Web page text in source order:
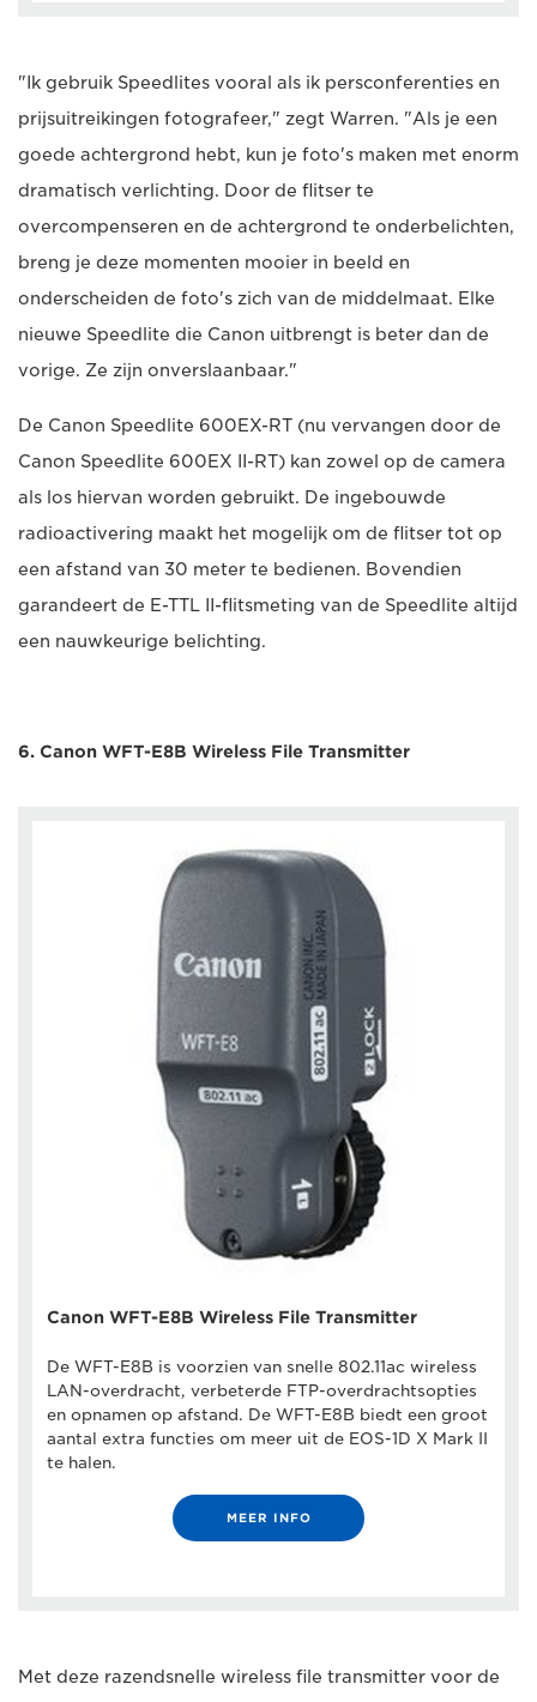
"Ik gebruik Speedlites vooral als ik persconferenties en
prijsuitreikingen fotografeer," zegt Warren. "Als je een
goede achtergrond hebt, kun je foto's maken met enorm
dramatisch verlichting. Door de flitser te
overcompenseren en de achtergrond te onderbelichten,
breng je deze momenten mooier in beeld en
onderscheiden de foto's zich van de middelmaat. Elke
nieuwe Speedlite die Canon uitbrengt is beter dan de
vorige. Ze zijn onverslaanbaar."
De Canon Speedlite 600EX-RT (nu vervangen door de
Canon Speedlite 600EX II-RT) kan zowel op de camera
als los hiervan worden gebruikt. De ingebouwde
radioactivering maakt het mogelijk om de flitser tot op
een afstand van 30 meter te bedienen. Bovendien
garandeert de E-TTL II-flitsmeting van de Speedlite altijd
een nauwkeurige belichting.
6. Canon WFT-E8B Wireless File Transmitter
Canon WFT-E8B Wireless File Transmitter
De WFT-E8B is voorzien van snelle 802.11ac wireless
LAN-overdracht, verbeterde FTP-overdrachtsopties
en opnamen op afstand. De WFT-E8B biedt een groot
aantal extra functies om meer uit de EOS-1D X Mark II
te halen.
MEER INFO
Met deze razendsnelle wireless file transmitter voor de